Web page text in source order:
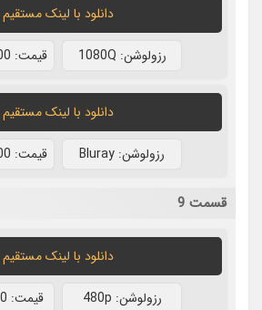
دانلود با لينک مستقيم
رزولوشن: 1080Q قيمت: 10000 تومان
دانلود با لينک مستقيم
رزولوشن: Bluray قيمت: 12000 تومان
قسمت 9
دانلود با لينک مستقيم
رزولوشن: 480p قيمت: 8000 تومان